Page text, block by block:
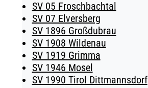
SV 05 Froschbachtal
SV 07 Elversberg
SV 1896 Großdubrau
SV 1908 Wildenau
SV 1919 Grimma
SV 1946 Mosel
SV 1990 Tirol Dittmannsdorf